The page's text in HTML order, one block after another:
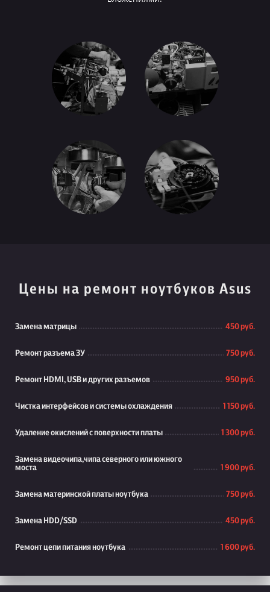
Цены на ремонт ноутбуков Asus
Замена матрицы 450 руб.
Ремонт разъема ЗУ 750 руб.
Ремонт HDMI, USB и других разъемов 950 руб.
Чистка интерфейсов и системы охлаждения 1 150 руб.
Удаление окислений с поверхности платы 1 300 руб.
Замена видеочипа,чипа северного или южного
моста
1 900 руб.
Замена материнской платы ноутбука 750 руб.
Замена HDD/SSD 450 руб.
Ремонт цепи питания ноутбука 1 600 руб.